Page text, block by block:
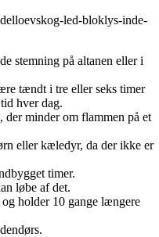
led-bloklys-inde-
stemning på altanen eller i
tændt i tre eller seks timer
hver dag.
minder om flammen på et
eller kæledyr, da der ikke er
timer.
løbe af det.
holder 10 gange længere